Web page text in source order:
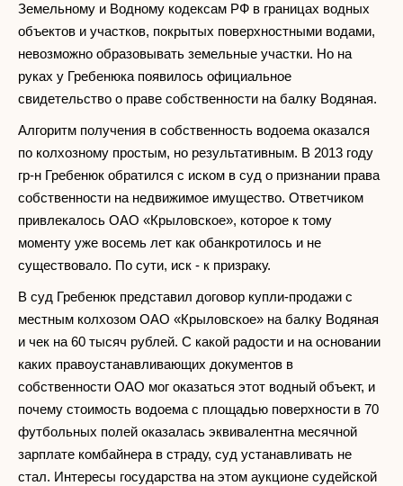
Земельному и Водному кодексам РФ в границах водных
объектов и участков, покрытых поверхностными водами,
невозможно образовывать земельные участки. Но на
руках у Гребенюка появилось официальное
свидетельство о праве собственности на балку Водяная.
Алгоритм получения в собственность водоема оказался
по колхозному простым, но результативным. В 2013 году
гр-н Гребенюк обратился с иском в суд о признании права
собственности на недвижимое имущество. Ответчиком
привлекалось ОАО «Крыловское», которое к тому
моменту уже восемь лет как обанкротилось и не
существовало. По сути, иск - к призраку.
В суд Гребенюк представил договор купли-продажи с
местным колхозом ОАО «Крыловское» на балку Водяная
и чек на 60 тысяч рублей. С какой радости и на основании
каких правоустанавливающих документов в
собственности ОАО мог оказаться этот водный объект, и
почему стоимость водоема с площадью поверхности в 70
футбольных полей оказалась эквивалентна месячной
зарплате комбайнера в страду, суд устанавливать не
стал. Интересы государства на этом аукционе судейской